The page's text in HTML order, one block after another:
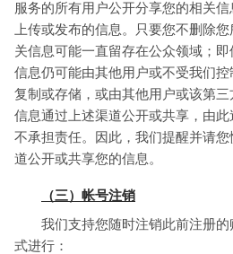
服务的所有用户公开分享您的相关
上传或发布的信息。只要您不删除
关信息可能一直留存在公众领域；
信息仍可能由其他用户或不受我们控
复制或存储，或由其他用户或该第
信息通过上述渠道公开或共享，由
不承担责任。因此，我们提醒并请
道公开或共享您的信息。
（三）帐号注销
我们支持您随时注销此前注册
式进行：